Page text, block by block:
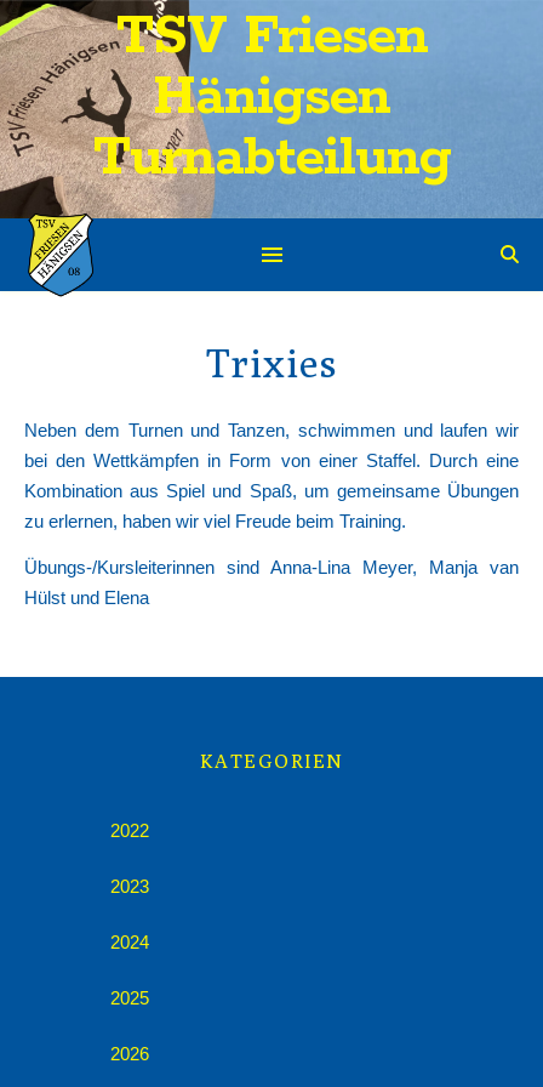
TSV Friesen
Hänigsen
Turnabteilung
Trixies
Neben dem Turnen und Tanzen, schwimmen und laufen wir
bei den Wettkämpfen in Form von einer Staffel. Durch eine
Kombination aus Spiel und Spaß, um gemeinsame Übungen
zu erlernen, haben wir viel Freude beim Training.
Übungs-/Kursleiterinnen sind Anna-Lina Meyer, Manja van
Hülst und Elena
KATEGORIEN
2022
2023
2024
2025
2026